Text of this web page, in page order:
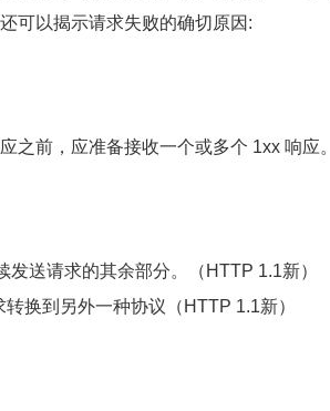
可以揭示请求失败的确切原因:
之前，应准备接收一个或多个 1xx 响应。
送请求的其余部分。（HTTP 1.1新）
换到另外一种协议（HTTP 1.1新）